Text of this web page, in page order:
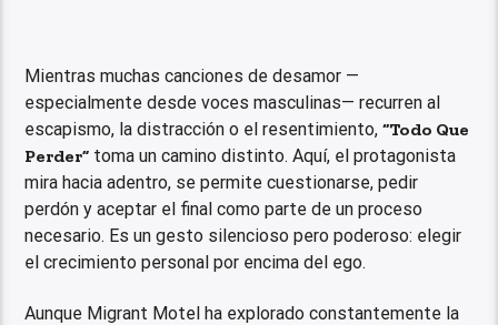
Mientras muchas canciones de desamor —
especialmente desde voces masculinas— recurren al
escapismo, la distracción o el resentimiento,“Todo Que
Perder” toma un camino distinto. Aquí, el protagonista
mira hacia adentro, se permite cuestionarse, pedir
perdón y aceptar el final como parte de un proceso
necesario. Es un gesto silencioso pero poderoso: elegir
el crecimiento personal por encima del ego.
Aunque Migrant Motel ha explorado constantemente la